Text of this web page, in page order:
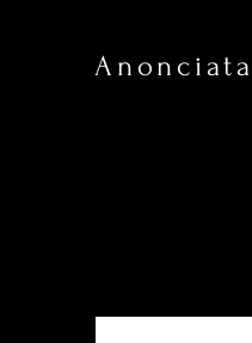
Anonciata